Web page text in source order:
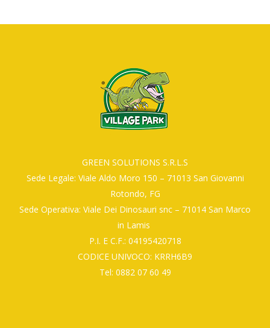
GREEN SOLUTIONS S.R.L.S
Sede Legale: Viale Aldo Moro 150 – 71013 San Giovanni
Rotondo, FG
Sede Operativa: Viale Dei Dinosauri snc – 71014 San Marco
in Lamis
P.I. E C.F.: 04195420718
CODICE UNIVOCO: KRRH6B9
Tel: 0882 07 60 49